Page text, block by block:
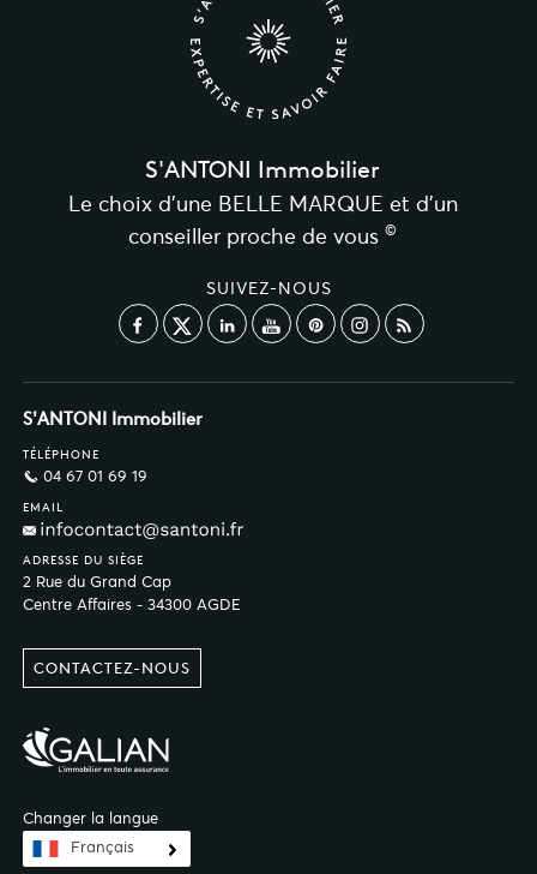
S'ANTONI Immobilier
Le choix d’une BELLE MARQUE et d’un
conseiller proche de vous ©
SUIVEZ-NOUS
S'ANTONI Immobilier
TÉLÉPHONE
04 67 01 69 19
EMAIL
ADRESSE DU SIÈGE
2 Rue du Grand Cap
Centre Affaires - 34300 AGDE
CONTACTEZ-NOUS
Changer la langue
Français